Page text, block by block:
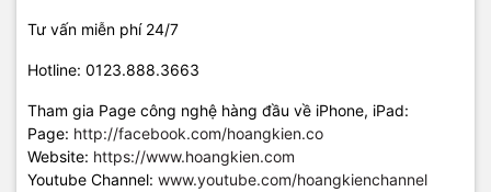
Tư vấn miễn phí 24/7
Hotline: 0123.888.3663
Tham gia Page công nghệ hàng đầu về iPhone, iPad:
Page: http://facebook.com/hoangkien.co
Website: https://www.hoangkien.com
Youtube Channel: www.youtube.com/hoangkienchannel